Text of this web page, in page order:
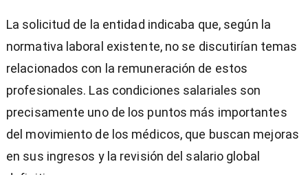
La solicitud de la entidad indicaba que, según la
normativa laboral existente, no se discutirían temas
relacionados con la remuneración de estos
profesionales. Las condiciones salariales son
precisamente uno de los puntos más importantes
del movimiento de los médicos, que buscan mejoras
en sus ingresos y la revisión del salario global